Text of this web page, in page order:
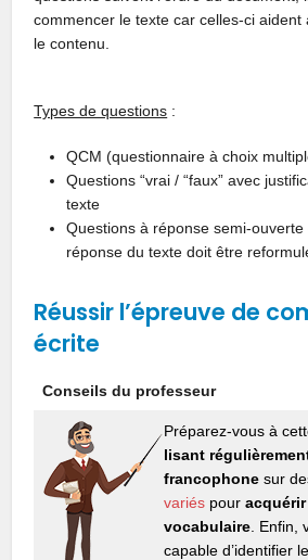
commencer le texte car celles-ci
le contenu.
Types de questions :
QCM (questionnaire à choix
Questions “vrai / “faux” avec
texte
Questions à réponse semi-ouverte
réponse du texte doit être
Réussir l’épreuve de
écrite
Conseils du professeur
Préparez-vous à
lisant
francophone sur
variés pour
vocabulaire .
capable d’identifier